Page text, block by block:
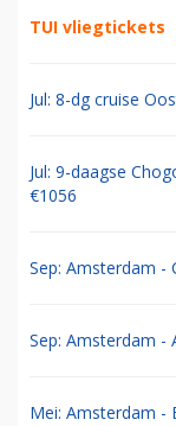
TUI vliegtickets
Jul: 8-dg cruise
Jul: 9-daagse
€1056
Sep: Amsterdam -
Sep: Amsterdam -
Mei: Amsterdam -